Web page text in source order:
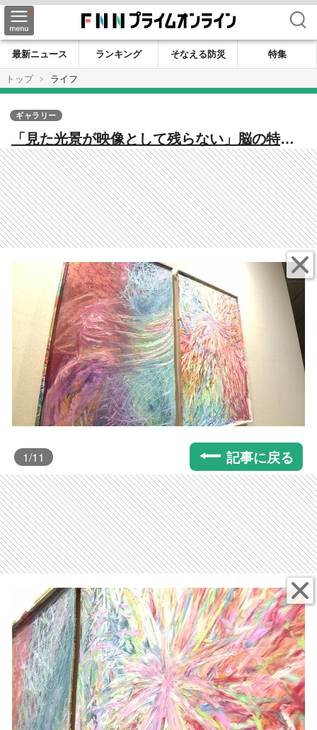
検索
最新ニュース ランキング そなえる防災
特集
トップ
ライフ
「見た光景が映像として残らない」脳の特性
を強みに 感情や言語を抽象画として表現す
る若手アーティスト【秋田発】
ギャラリー
1/11 記事に戻る